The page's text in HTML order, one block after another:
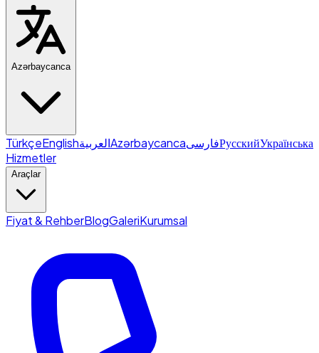
Azərbaycanca
TürkçeEnglishالعربيةAzərbaycancaفارسیРусскийУкраїнська
Hizmetler
Araçlar
Fiyat & RehberBlogGaleriKurumsal